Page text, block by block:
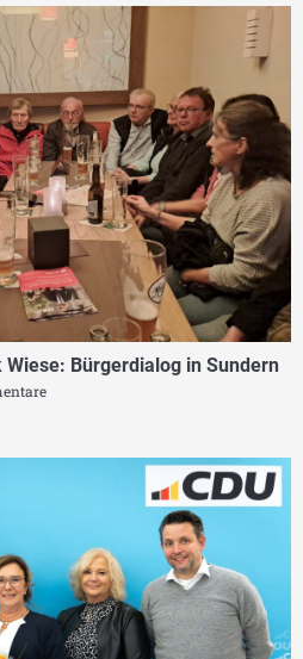
Bürgerdialog in Sundern